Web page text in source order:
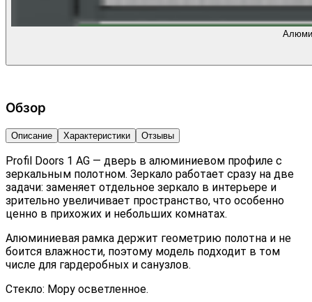
Обзор
Описание Характеристики Отзывы
Profil Doors 1 AG — дверь в алюминиевом профиле с
зеркальным полотном. Зеркало работает сразу на две
задачи: заменяет отдельное зеркало в интерьере и
зрительно увеличивает пространство, что особенно
ценно в прихожих и небольших комнатах.
Алюминиевая рамка держит геометрию полотна и не
боится влажности, поэтому модель подходит в том
числе для гардеробных и санузлов.
Стекло: Мору осветленное.